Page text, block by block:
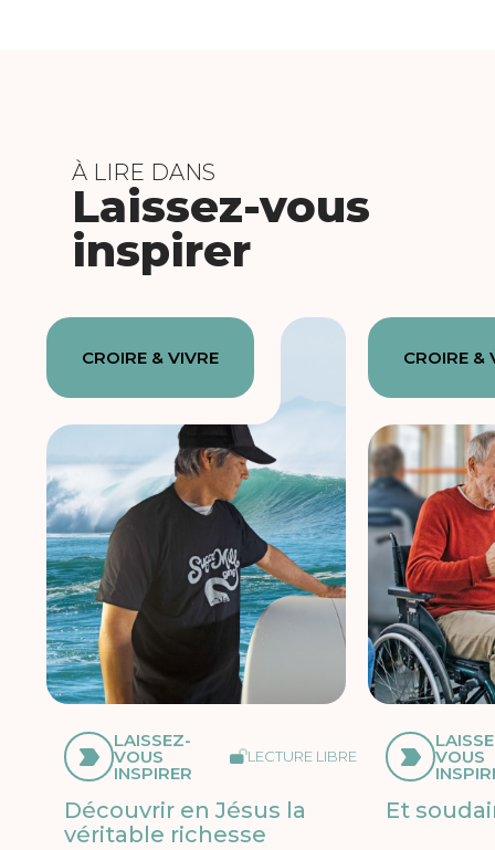
À LIRE DANS
Laissez-vous
inspirer
CROIRE & VIVRE
LAISSEZ-
VOUS
INSPIRER
LECTURE LIBRE
Découvrir en Jésus la
véritable richesse
CROIRE &
VOUS
Et